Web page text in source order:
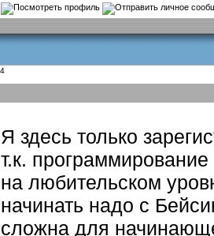
Я здесь только
т.к.
на любительском
начинать надо с
сложна для